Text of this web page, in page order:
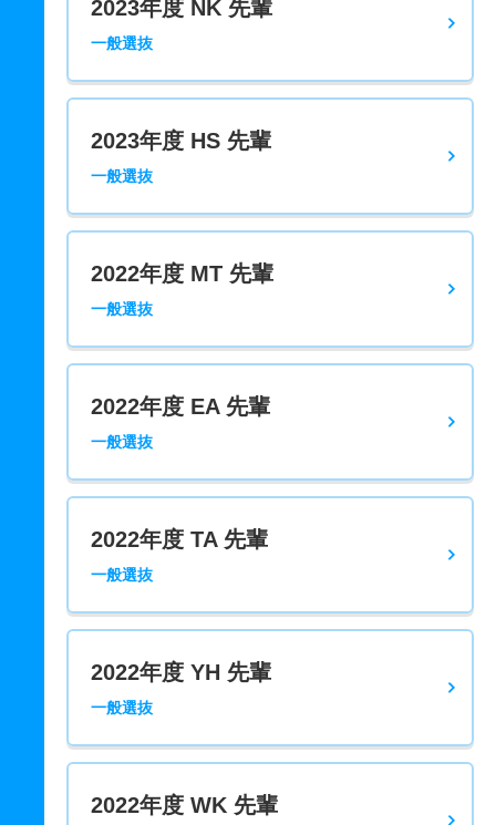
2023年度 NK 先輩
一般選抜
2023年度 HS 先輩
一般選抜
2022年度 MT 先輩
一般選抜
2022年度 EA 先輩
一般選抜
2022年度 TA 先輩
一般選抜
2022年度 YH 先輩
一般選抜
2022年度 WK 先輩